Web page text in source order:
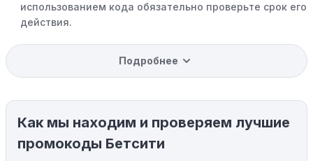
использованием кода обязательно проверьте срок его
действия.
Уже со скидкой:В некоторых случаях интересующий
вас товар может быть уже со скидкой. Некоторые
магазины предлагают скидки и акции напрямую, без
Ограничения на использование промокода:
Некоторые промокоды распространяются только на
определенные товары, бренды или категории. Если вы
Подробнее
Как мы находим и проверяем лучшие
промокоды Бетсити